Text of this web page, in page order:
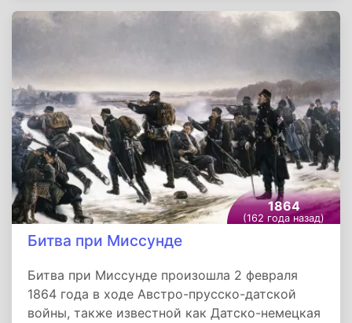
положено начало Балтийскому флоту России,
главная база которого расположилась в
1864
(162 года назад)
Битва при Миссунде
Битва при Миссунде произошла 2 февраля
1864 года в ходе Австро-прусско-датской
войны, также известной как Датско-немецкая